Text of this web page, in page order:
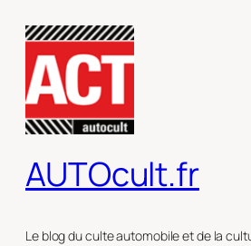
contenu
AUTOcult.fr
Le blog du culte automobile et de la